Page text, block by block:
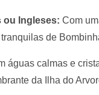
ou Ingleses: Com
de
águas calmas e
da Ilha do